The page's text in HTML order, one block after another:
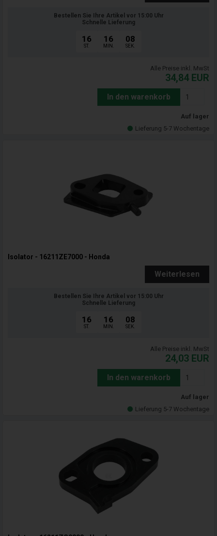
Bestellen Sie Ihre Artikel vor 15:00 Uhr
Schnelle Lieferung
16
ST.
16
MIN.
07
SEK.
Alle Preise inkl. MwSt
34,84 EUR
In den warenkorb
Auf lager
Lieferung 5-7 Wochentage
Isolator - 16211ZE7000 - Honda
Weiterlesen
Bestellen Sie Ihre Artikel vor 15:00 Uhr
Schnelle Lieferung
16
ST.
16
MIN.
07
SEK.
Alle Preise inkl. MwSt
24,03 EUR
In den warenkorb
Auf lager
Lieferung 5-7 Wochentage